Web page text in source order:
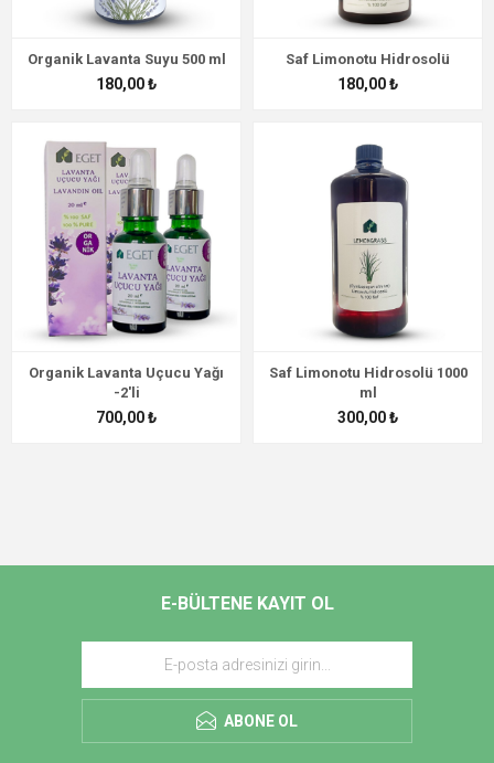
Organik Lavanta Suyu 500 ml
180,00 ₺
Saf Limonotu Hidrosolü
180,00 ₺
Organik Lavanta Uçucu Yağı
-2'li
700,00 ₺
Saf Limonotu Hidrosolü 1000
ml
300,00 ₺
E-BÜLTENE KAYIT OL
ABONE OL